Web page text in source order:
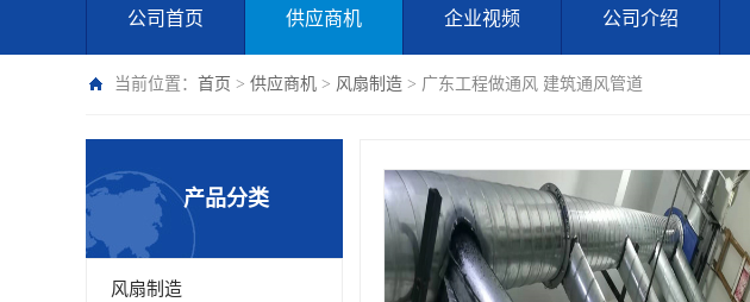
公司首页 供应商机 企业视频 公司介绍
当前位置： 首页 > 供应商机 > 风扇制造 > 广东工程做通风 建筑通风管道
产品分类
风扇制造